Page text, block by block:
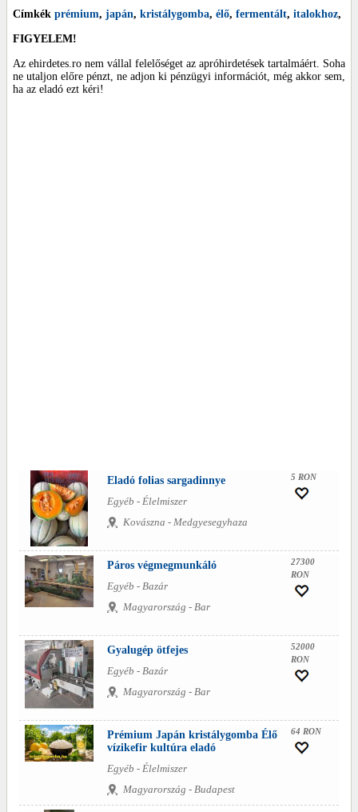
Címkék prémium, japán, kristálygomba, élő, fermentált, italokhoz,
FIGYELEM!
Az ehirdetes.ro nem vállal felelőséget az apróhirdetések tartalmáért. Soha
ne utaljon előre pénzt, ne adjon ki pénzügyi információt, még akkor sem,
ha az eladó ezt kéri!
Eladó folias sargadinnye
Egyéb - Élelmiszer
Kovászna - Medgyesegyhaza
5 RON
Páros végmegmunkáló
Egyéb - Bazár
Magyarország - Bar
27300
RON
Gyalugép ötfejes
Egyéb - Bazár
Magyarország - Bar
52000
RON
Prémium Japán kristálygomba Élő
vízikefir kultúra eladó
Egyéb - Élelmiszer
Magyarország - Budapest
64 RON